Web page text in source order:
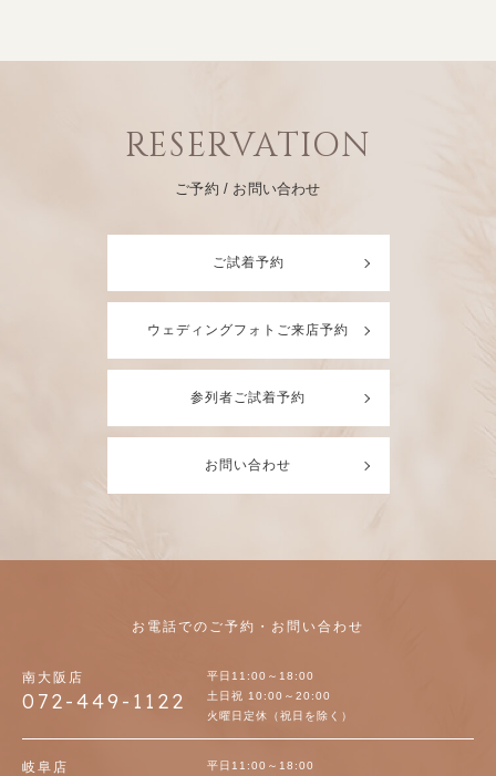
RESERVATION
ご予約 / お問い合わせ
ご試着予約
ウェディングフォトご来店予約
参列者ご試着予約
お問い合わせ
お電話でのご予約・お問い合わせ
南大阪店
072-449-1122
平日11:00～18:00
土日祝 10:00～20:00
火曜日定休（祝日を除く）
岐阜店
平日11:00～18:00